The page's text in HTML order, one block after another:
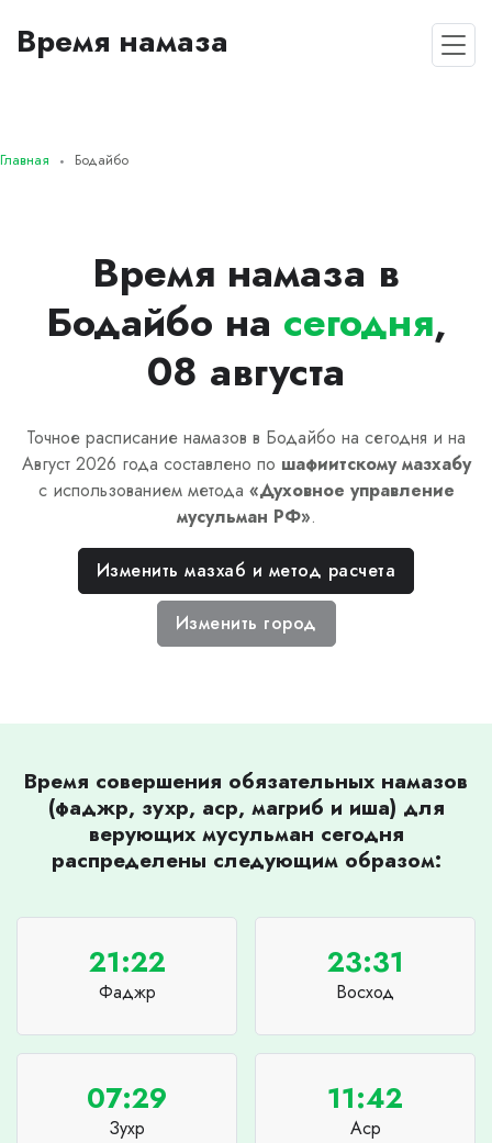
Время намаза
Главная Бодайбо
Время намаза в
Бодайбо на сегодня,
08 августа
Точное расписание намазов в Бодайбо на сегодня и на
Август 2026 года составлено по шафиитскомумазхабу
с использованием метода «Духовное управление
мусульман РФ».
Изменить мазхаб и метод расчета
Изменить город
Время совершения обязательных намазов
(фаджр, зухр, аср, магриб и иша) для
верующих мусульман сегодня
распределены следующим образом:
21:22
Фаджр
23:31
Восход
07:29
Зухр
11:42
Аср